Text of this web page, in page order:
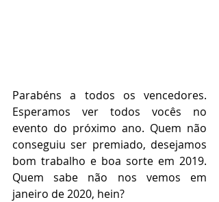
Parabéns a todos os vencedores.
Esperamos ver todos vocês no
evento do próximo ano. Quem não
conseguiu ser premiado, desejamos
bom trabalho e boa sorte em 2019.
Quem sabe não nos vemos em
janeiro de 2020, hein?